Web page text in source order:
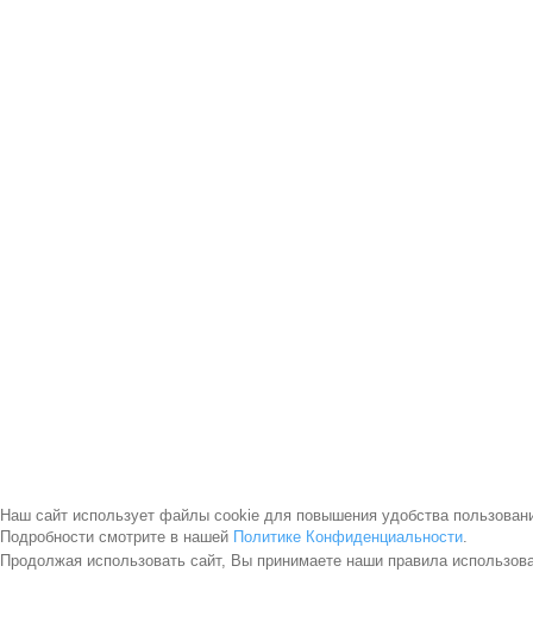
Наш сайт использует файлы cookie для повышения удобства
Подробности смотрите в нашей Политике Конфиденциальности.
Продолжая использовать сайт, Вы принимаете наши правила